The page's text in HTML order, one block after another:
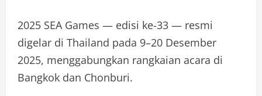
2025 SEA Games — edisi ke-33 — resmi
digelar di Thailand pada 9–20 Desember
2025, menggabungkan rangkaian acara di
Bangkok dan Chonburi.